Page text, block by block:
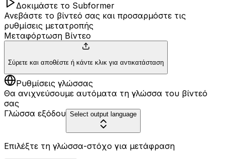
Δοκιμάστε το Subformer
Ανεβάστε το βίντεό σας και προσαρμόστε τις
ρυθμίσεις μετατροπής
Μεταφόρτωση Βίντεο
Σύρετε και αποθέστε ή κάντε κλικ για αντικατάσταση
Ρυθμίσεις γλώσσας
Θα ανιχνεύσουμε αυτόματα τη γλώσσα του βίντεό
σας
Γλώσσα εξόδου Select output language
Επιλέξτε τη γλώσσα-στόχο για μετάφραση